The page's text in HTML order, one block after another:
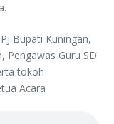
Bupati Kuningan,
Pengawas Guru SD
tokoh
Acara